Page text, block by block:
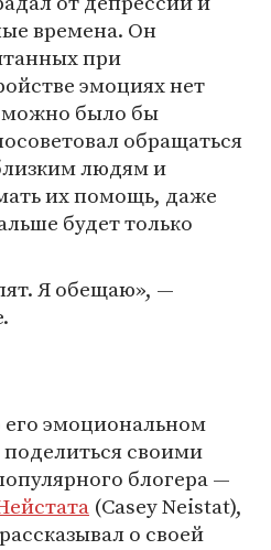
времена. Он
при
эмоциях нет
можно было бы
обращаться
людям и
их помощь, даже
будет только
Я обещаю», —
его эмоциональном
своими
блогера —
(Casey Neistat),
о своей